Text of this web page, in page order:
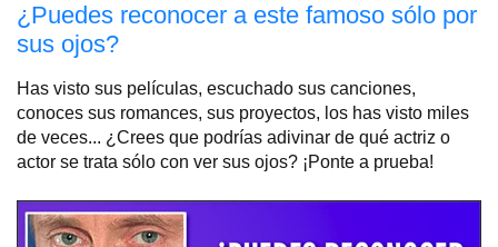
¿Puedes reconocer a este famoso sólo por
sus ojos?
Has visto sus películas, escuchado sus canciones,
conoces sus romances, sus proyectos, los has visto miles
de veces... ¿Crees que podrías adivinar de qué actriz o
actor se trata sólo con ver sus ojos? ¡Ponte a prueba!